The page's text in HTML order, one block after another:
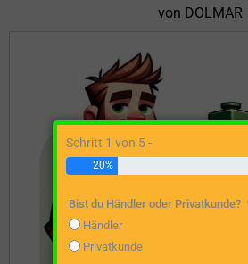
von DOLMAR
Schritt 1 von 5 -
20%
Bist du Händler oder Privatkunde?
Händler
Privatkunde